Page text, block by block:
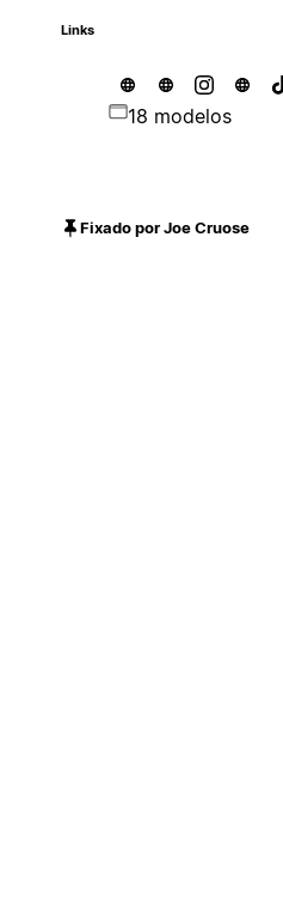
Links
18 modelos
Fixado por Joe Cruose